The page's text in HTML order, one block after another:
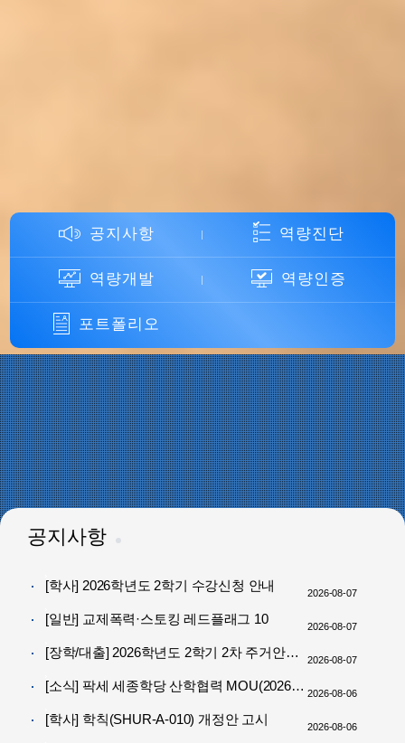
공지사항 역량진단
역량개발 역량인증
포트폴리오
공지사항
[학사] 2026학년도 2학기 수강신청 안내 2026-08-07
[일반] 교제폭력·스토킹 레드플래그 10 2026-08-07
[장학/대출] 2026학년도 2학기 2차 주거안정장학금 신청 안내 2026-08-07
[소식] 팍세 세종학당 산학협력 MOU(2026-08-06) 2026-08-06
[학사] 학칙(SHUR-A-010) 개정안 고시 2026-08-06